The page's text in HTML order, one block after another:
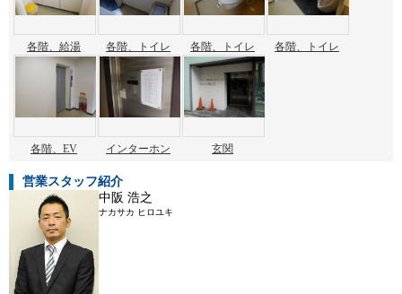
各階、給湯 各階、トイレ 各階、トイレ 各階、トイレ
各階、EV インターホン 玄関
営業スタッフ紹介
中阪 浩之
ナカサカ ヒロユキ